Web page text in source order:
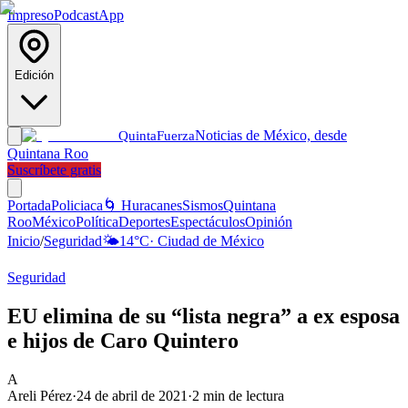
ImpresoPodcastApp
Edición
QuintaFuerzaNoticias de México, desde
Quintana Roo
Suscríbete gratis
PortadaPoliciaca 🌀 HuracanesSismosQuintana
RooMéxicoPolíticaDeportesEspectáculosOpinión
Inicio/Seguridad🌤️14°C· Ciudad de México
Seguridad
EU elimina de su “lista negra” a ex esposa
e hijos de Caro Quintero
A
Areli Pérez·24 de abril de 2021 ·2 min de lectura